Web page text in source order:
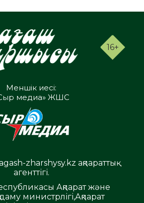
16+
Меншік иесі:
медиа» ЖШС
zharshysy.kz ақпараттық
агенттігі.
Ақпарат және
министрлігі,Ақпарат